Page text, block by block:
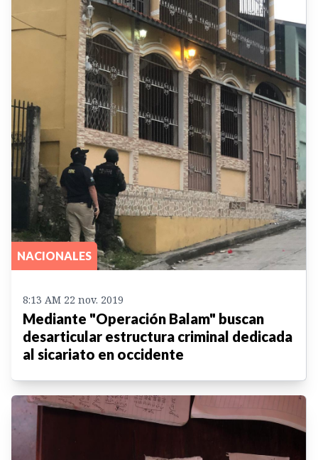
NACIONALES
8:13 AM 22 nov. 2019
Mediante "Operación Balam" buscan
desarticular estructura criminal dedicada
al sicariato en occidente